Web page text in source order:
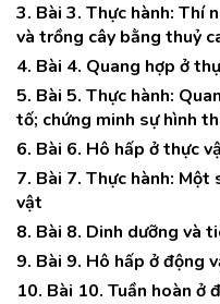
3. Bài 3. Thực hành: Thí
và trồng cây bằng thuỷ
4. Bài 4. Quang hợp ở
5. Bài 5. Thực hành:
tố; chứng minh sự hình
6. Bài 6. Hô hấp ở thực
7. Bài 7. Thực hành:
vật
8. Bài 8. Dinh dưỡng và
9. Bài 9. Hô hấp ở động
10. Bài 10. Tuần hoàn ở